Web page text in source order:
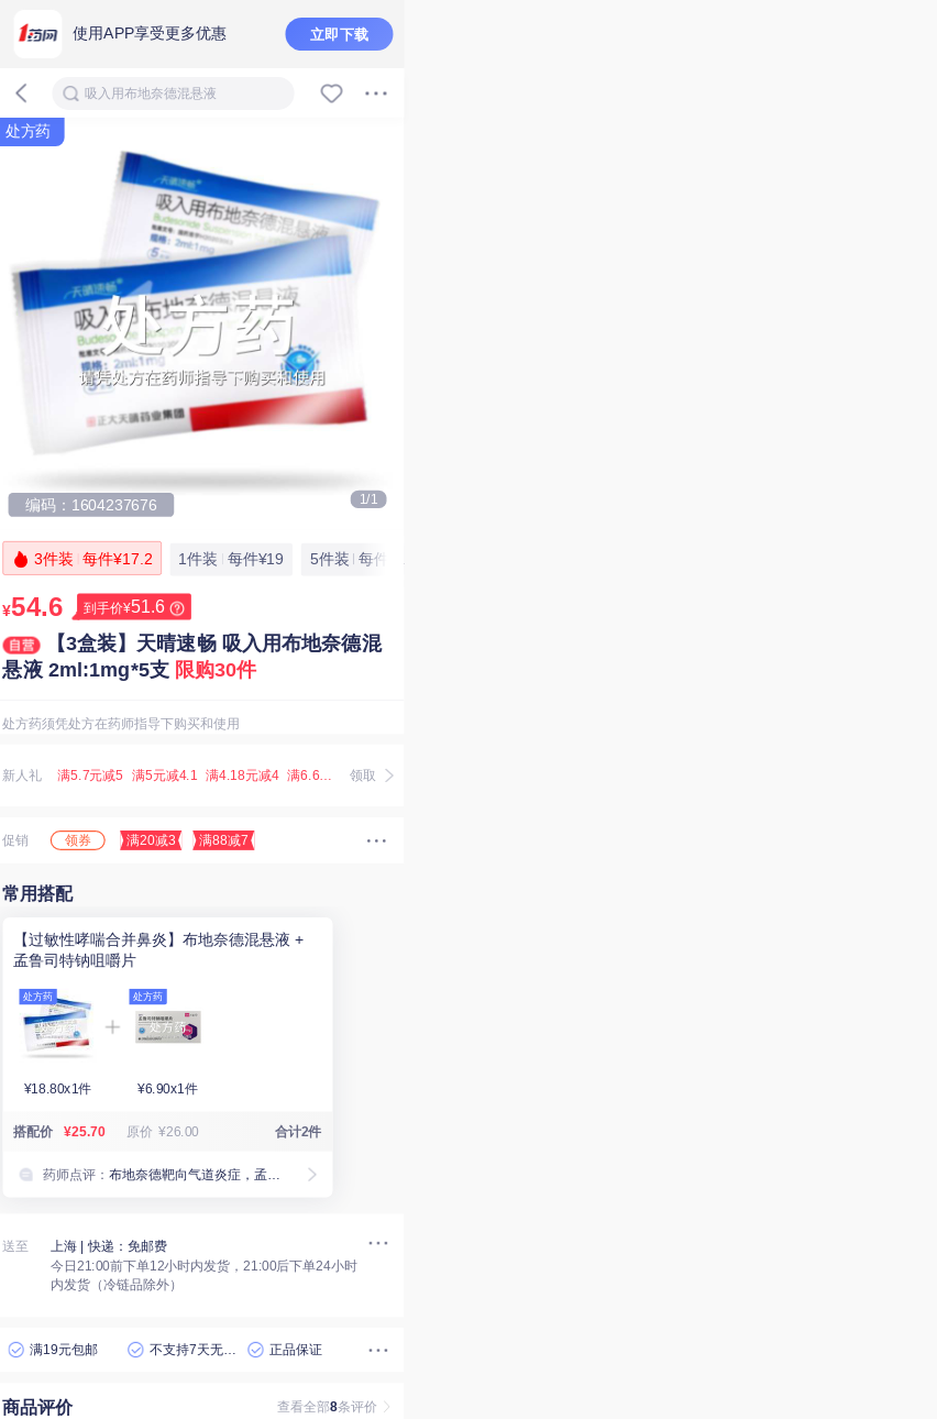
使用APP享受更多优惠 立即下载
吸入用布地奈德混悬液
处方药
1/1
编码：1604237676
3件装 每件¥17.2 1件装 每件¥19 5件装 每件¥16.5
¥54.6 到手价¥51.6
【3盒装】天晴速畅 吸入用布地奈德混
悬液 2ml:1mg*5支 限购30件
处方药须凭处方在药师指导下购买和使用
新人礼 领取
满5.7元减5 满5元减4.1 满4.18元减4 满6.67元减5.07 满3.8元减3
促销 领券 满20减3 满88减7
常用搭配
【过敏性哮喘合并鼻炎】布地奈德混悬液 +
孟鲁司特钠咀嚼片
处方药
¥18.80x1件
处方药
¥6.90x1件
搭配价 ¥25.70 原价 ¥26.00 合计2件
药师点评：
送至 上海 | 快递：免邮费
今日21:00前下单12小时内发货，21:00后下单24小时
内发货（冷链品除外）
满19元包邮 正品保证
商品评价 查看全部8条评价